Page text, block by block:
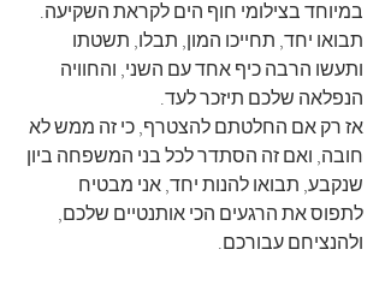
במיוחד בצילומי חוף הים לקראת השקיעה.
תבואו יחד, תחייכו המון, תבלו, תשטתו
ותעשו הרבה כיף אחד עם השני, והחוויה
הנפלאה שלכם תיזכר לעד.
אז רק אם החלטתם להצטרף, כי זה ממש לא
חובה, ואם זה הסתדר לכל בני המשפחה ביון
שנקבע, תבואו להנות יחד, אני מבטיח
לתפוס את הרגעים הכי אותנטיים שלכם,
ולהנציחם עבורכם.